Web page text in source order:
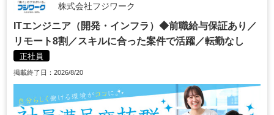
株式会社フジワーク
ITエンジニア（開発・インフラ）◆前職給与保証あり／
リモート8割／スキルに合った案件で活躍／転勤なし
正社員
掲載終了日：2026/8/20